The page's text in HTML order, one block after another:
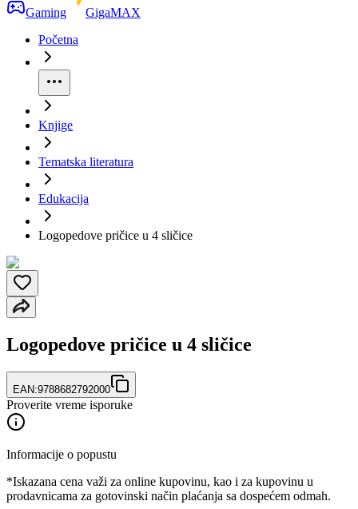
Gaming
GigaMAX
Početna
Knjige
Tematska literatura
Edukacija
Logopedove pričice u 4 sličice
Logopedove pričice u 4 sličice
EAN:9788682792000
Proverite vreme isporuke
Informacije o popustu
*Iskazana cena važi za online kupovinu, kao i za kupovinu u
prodavnicama za gotovinski način plaćanja sa dospećem odmah.